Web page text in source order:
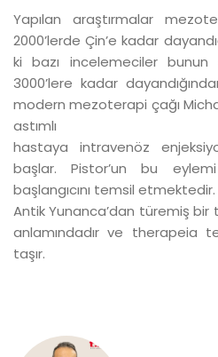
Yapılan araştırmalar
2000’lerde Çin’e kadar
ki bazı incelemeciler
3000’lere kadar
modern mezoterapi çağı
hastaya intravenöz
başlar. Pistor’un bu
başlangıcını temsil
Antik Yunanca’dan türemiş
anlamındadır ve therapeia
taşır.